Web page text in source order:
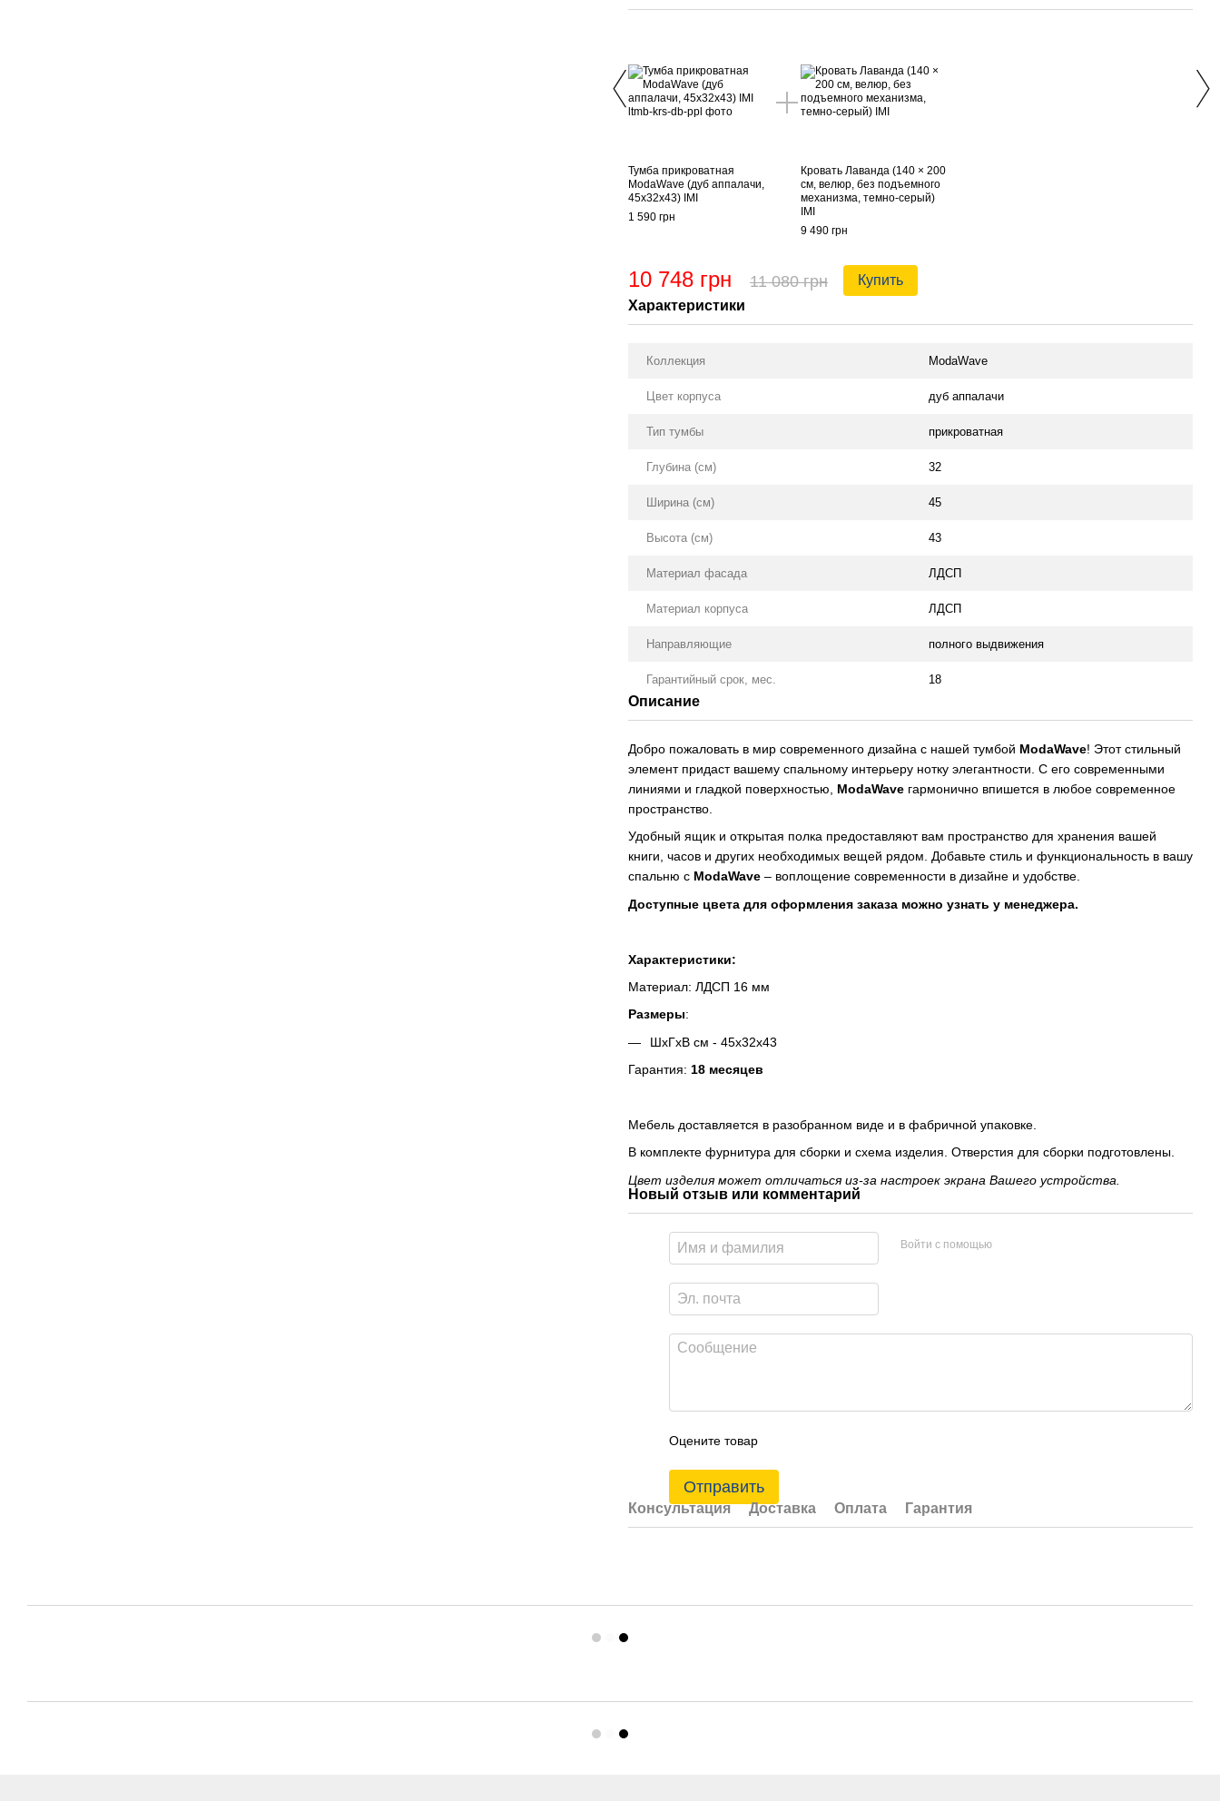
Тумба прикроватная
ModaWave (дуб аппалачи,
45х32х43) IMI
1 590 грн
Кровать Лаванда (140 × 200
см, велюр, без подъемного
механизма, темно-серый)
IMI
9 490 грн
10 748 грн 11 080 грн Купить
Характеристики
Коллекция ModaWave
Цвет корпуса дуб аппалачи
Тип тумбы прикроватная
Глубина (см) 32
Ширина (см) 45
Высота (см) 43
Материал фасада ЛДСП
Материал корпуса ЛДСП
Направляющие полного выдвижения
Гарантийный срок, мес. 18
Описание
Добро пожаловать в мир современного дизайна с нашей тумбой ModaWave! Этот стильный
элемент придаст вашему спальному интерьеру нотку элегантности. С его современными
линиями и гладкой поверхностью, ModaWave гармонично впишется в любое современное
пространство.
Удобный ящик и открытая полка предоставляют вам пространство для хранения вашей
книги, часов и других необходимых вещей рядом. Добавьте стиль и функциональность в вашу
спальню с ModaWave – воплощение современности в дизайне и удобстве.
Доступные цвета для оформления заказа можно узнать у менеджера.
Характеристики:
Материал: ЛДСП 16 мм
Размеры:
ШхГхВ см - 45х32х43
Гарантия: 18 месяцев
Мебель доставляется в разобранном виде и в фабричной упаковке.
В комплекте фурнитура для сборки и схема изделия. Отверстия для сборки подготовлены.
Цвет изделия может отличаться из-за настроек экрана Вашего устройства.
Новый отзыв или комментарий
Войти с помощью
Оцените товар
Отправить
Консультация Доставка Оплата Гарантия